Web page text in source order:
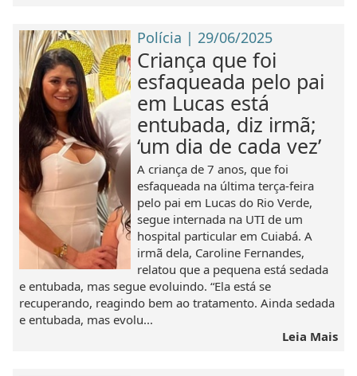
Polícia | 29/06/2025
Criança que foi
esfaqueada pelo pai
em Lucas está
entubada, diz irmã;
‘um dia de cada vez’
A criança de 7 anos, que foi
esfaqueada na última terça-feira
pelo pai em Lucas do Rio Verde,
segue internada na UTI de um
hospital particular em Cuiabá. A
irmã dela, Caroline Fernandes,
relatou que a pequena está sedada
e entubada, mas segue evoluindo. “Ela está se
recuperando, reagindo bem ao tratamento. Ainda sedada
e entubada, mas evolu...
Leia Mais